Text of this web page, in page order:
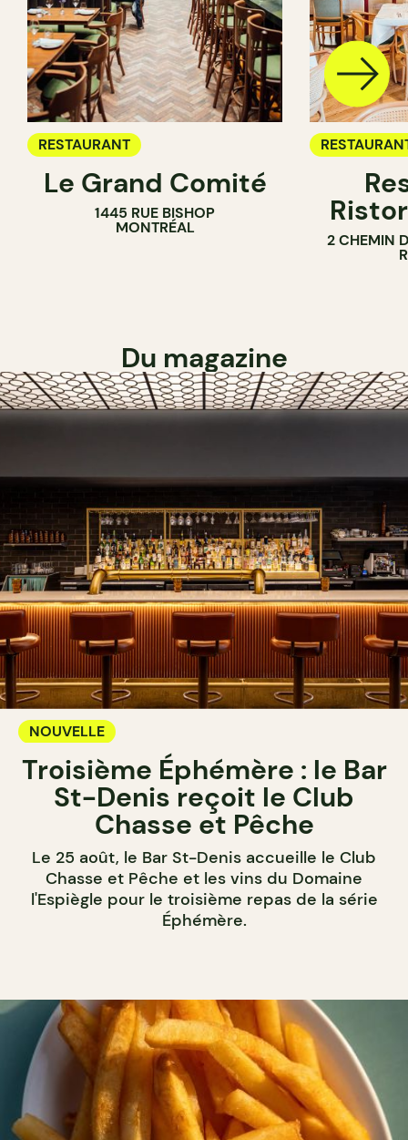
RESTAURANT
Le Grand Comité
1445 RUE BISHOP
MONTRÉAL
2 CHEMIN
Du magazine
NOUVELLE
Troisième Éphémère : le Bar
St-Denis reçoit le Club
Chasse et Pêche
Le 25 août, le Bar St-Denis accueille le Club
Chasse et Pêche et les vins du Domaine
l'Espiègle pour le troisième repas de la série
Éphémère.